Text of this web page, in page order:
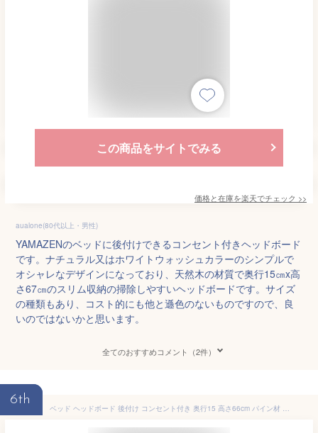
この商品をサイトでみる
価格と在庫を楽天でチェック >>
aualone(80代以上・男性)
YAMAZENのベッドに後付けできるコンセント付きヘッドボード
です。ナチュラル又はホワイトウォッシュカラーのシンプルで
オシャレなデザインになっており、天然木の材質で奥行15㎝x高
さ67㎝のスリム収納の掃除しやすいヘッドボードです。サイズ
の種類もあり、コスト的にも他と遜色のないものですので、良
いのではないかと思います。
全てのおすすめコメント（2件）
6th
ベッド ヘッドボード 後付け コンセント付き 奥行15 高さ66cm パイン材 木製 棚 宮 スリム 収納 隙間 隙間収納 すきま収納 ヘッドボードのみ 山善 YAMAZEN 【送料無料】